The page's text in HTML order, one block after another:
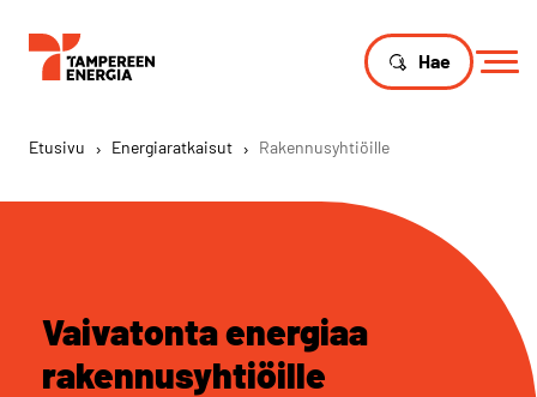
Hae
Etusivu › Energiaratkaisut › Rakennusyhtiöille
Vaivatonta energiaa
rakennusyhtiöille